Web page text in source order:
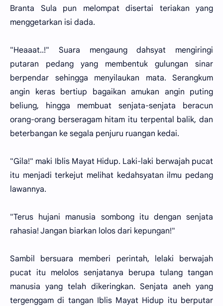
Branta Sula pun melompat disertai teriakan yang
menggetarkan isi dada.
"Heaaat..!" Suara mengaung dahsyat mengiringi
putaran pedang yang membentuk gulungan sinar
berpendar sehingga menyilaukan mata. Serangkum
angin keras bertiup bagaikan amukan angin puting
beliung, hingga membuat senjata-senjata beracun
orang-orang berseragam hitam itu terpental balik, dan
beterbangan ke segala penjuru ruangan kedai.
"Gila!" maki Iblis Mayat Hidup. Laki-laki berwajah pucat
itu menjadi terkejut melihat kedahsyatan ilmu pedang
lawannya.
"Terus hujani manusia sombong itu dengan senjata
rahasia! Jangan biarkan lolos dari kepungan!"
Sambil bersuara memberi perintah, lelaki berwajah
pucat itu melolos senjatanya berupa tulang tangan
manusia yang telah dikeringkan. Senjata aneh yang
tergenggam di tangan Iblis Mayat Hidup itu berputar